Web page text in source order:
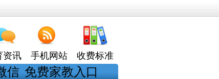
资讯 手机网站 收费标准
信 免费家教入口